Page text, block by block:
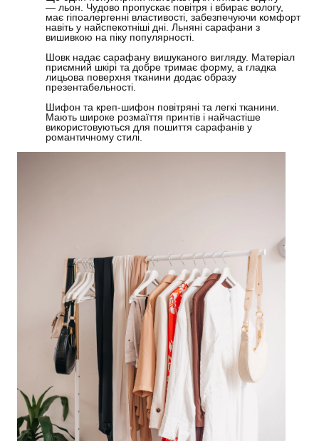
— льон. Чудово пропускає повітря і вбирає вологу,
має гіпоалергенні властивості, забезпечуючи комфорт
навіть у найспекотніші дні. Льняні сарафани з
вишивкою на піку популярності.
Шовк надає сарафану вишуканого вигляду. Матеріал
приємний шкірі та добре тримає форму, а гладка
лицьова поверхня тканини додає образу
презентабельності.
Шифон та креп-шифон повітряні та легкі тканини.
Мають широке розмаїття принтів і найчастіше
використовуються для пошиття сарафанів у
романтичному стилі.